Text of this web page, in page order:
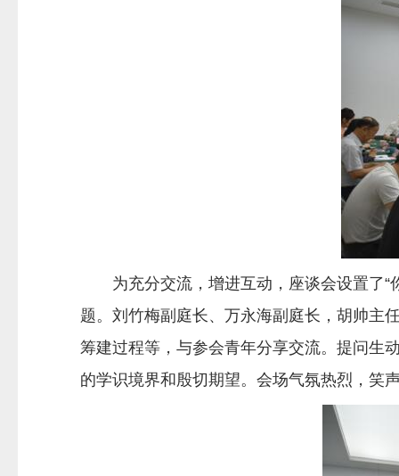
为充分交流，增进互动，座谈会设置了“
题。刘竹梅副庭长、万永海副庭长，胡帅主
筹建过程等，与参会青年分享交流。提问生
的学识境界和殷切期望。会场气氛热烈，笑